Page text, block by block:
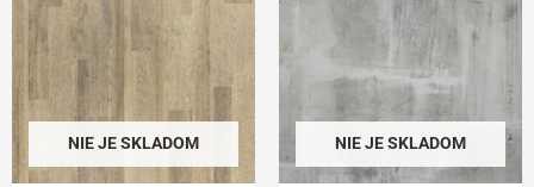
NIE JE SKLADOM NIE JE SKLADOM